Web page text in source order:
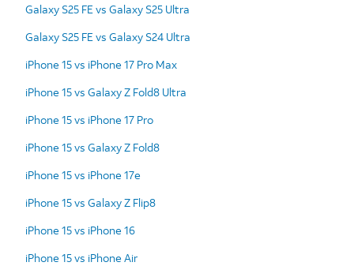
Galaxy S25 FE vs Galaxy S25 Ultra
Galaxy S25 FE vs Galaxy S24 Ultra
iPhone 15 vs iPhone 17 Pro Max
iPhone 15 vs Galaxy Z Fold8 Ultra
iPhone 15 vs iPhone 17 Pro
iPhone 15 vs Galaxy Z Fold8
iPhone 15 vs iPhone 17e
iPhone 15 vs Galaxy Z Flip8
iPhone 15 vs iPhone 16
iPhone 15 vs iPhone Air